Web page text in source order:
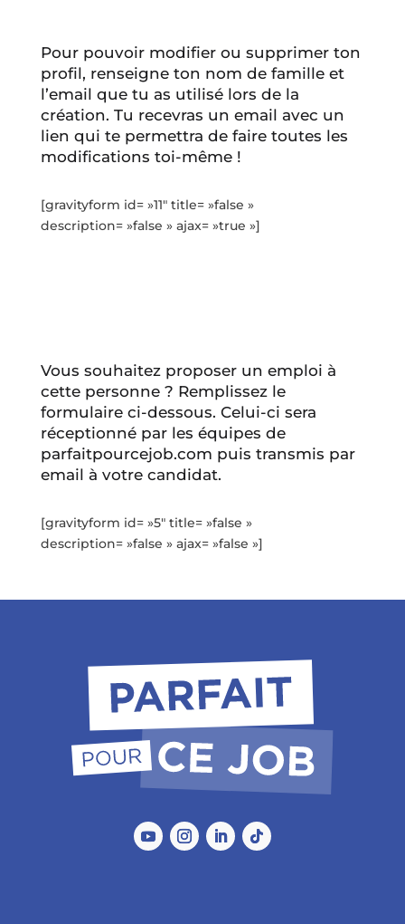
Pour pouvoir modifier ou supprimer ton
profil, renseigne ton nom de famille et
l’email que tu as utilisé lors de la
création. Tu recevras un email avec un
lien qui te permettra de faire toutes les
modifications toi-même !
[gravityform id= »11″ title= »false »
description= »false » ajax= »true »]
Vous souhaitez proposer un emploi à
cette personne ? Remplissez le
formulaire ci-dessous. Celui-ci sera
réceptionné par les équipes de
parfaitpourcejob.com puis transmis par
email à votre candidat.
[gravityform id= »5″ title= »false »
description= »false » ajax= »false »]